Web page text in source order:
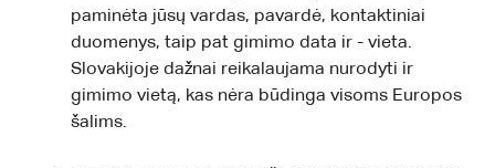
paminėta jūsų vardas, pavardė, kontaktiniai
duomenys, taip pat gimimo data ir - vieta.
Slovakijoje dažnai reikalaujama nurodyti ir
gimimo vietą, kas nėra būdinga visoms Europos
šalims.